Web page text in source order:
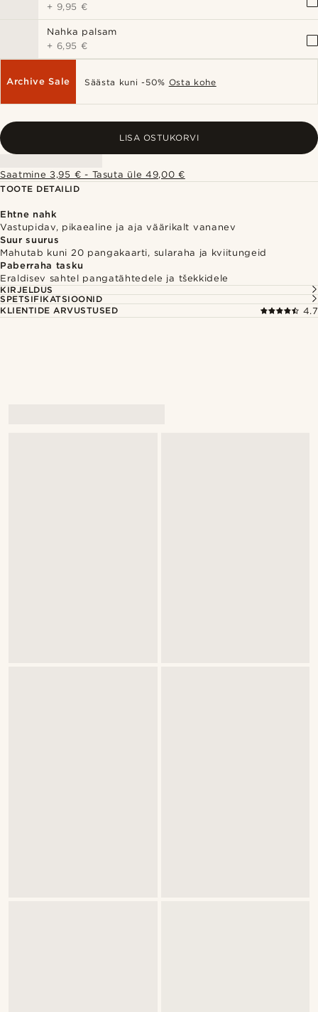
+ 9,95 €
Nahka palsam
+ 6,95 €
Archive Sale Säästa kuni -50% Osta kohe
LISA OSTUKORVI
Saatmine 3,95 € - Tasuta üle 49,00 €
TOOTE DETAILID
Ehtne nahk
Vastupidav, pikaealine ja aja väärikalt vananev
Suur suurus
Mahutab kuni 20 pangakaarti, sularaha ja kviitungeid
Paberraha tasku
Eraldisev sahtel pangatähtedele ja tšekkidele
KIRJELDUS
SPETSIFIKATSIOONID
KLIENTIDE ARVUSTUSED
4.7